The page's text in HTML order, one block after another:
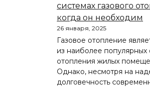
системах газового
когда он необходим
26 января, 2025
Газовое отопление
из наиболее популярных
отопления жилых
Однако, несмотря на
долговечность